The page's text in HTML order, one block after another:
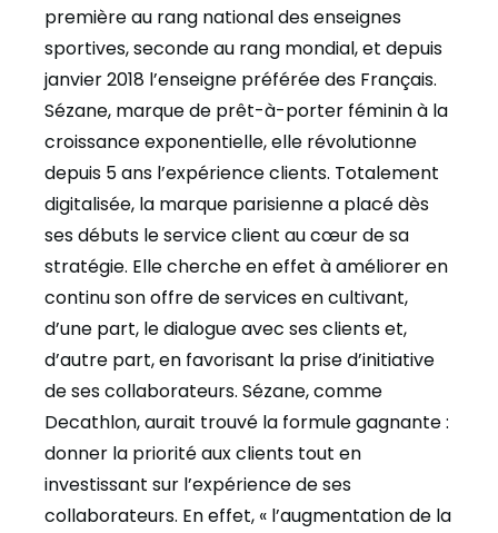
première au rang national des enseignes
sportives, seconde au rang mondial, et depuis
janvier 2018 l’enseigne préférée des Français.
Sézane, marque de prêt-à-porter féminin à la
croissance exponentielle, elle révolutionne
depuis 5 ans l’expérience clients. Totalement
digitalisée, la marque parisienne a placé dès
ses débuts le service client au cœur de sa
stratégie. Elle cherche en effet à améliorer en
continu son offre de services en cultivant,
d’une part, le dialogue avec ses clients et,
d’autre part, en favorisant la prise d’initiative
de ses collaborateurs. Sézane, comme
Decathlon, aurait trouvé la formule gagnante :
donner la priorité aux clients tout en
investissant sur l’expérience de ses
collaborateurs. En effet, « l’augmentation de la